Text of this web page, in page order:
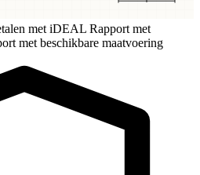
met iDEAL Rapport met
met beschikbare maatvoering